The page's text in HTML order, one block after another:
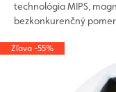
technológia MIPS,
bezkonkurenčný
Zľava -55%